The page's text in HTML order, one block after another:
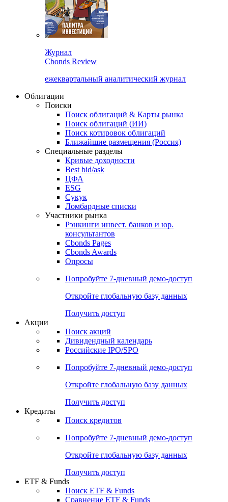
Cbonds Review
ежеквартальный аналитический журнал
Облигации
Поиски
Поиск облигаций & Карты рынка
Поиск облигаций (ИИ)
Поиск котировок облигаций
Ближайшие размещения (Россия)
Специальные разделы
Кривые доходности
Best bid/ask
ЦФА
ESG
Сукук
Ломбардные списки
Участники рынка
Рэнкинги инвест. банков и юр.
Cbonds Pages
Опросы
Попробуйте7-дневный
Откройте глобальную базу данных
Получить доступ
Поиск акций
Российские IPO/SPO
Попробуйте7-дневный
Откройте глобальную базу данных
Получить доступ
Поиск кредитов
Попробуйте7-дневный
Откройте глобальную базу данных